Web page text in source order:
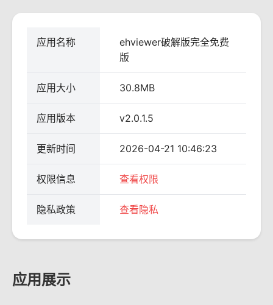
应用名称
ehviewer破解版完全免费
版
应用大小 30.8MB
应用版本 v2.0.1.5
更新时间 2026-04-21 10:46:23
权限信息 查看权限
隐私政策 查看隐私
应用展示